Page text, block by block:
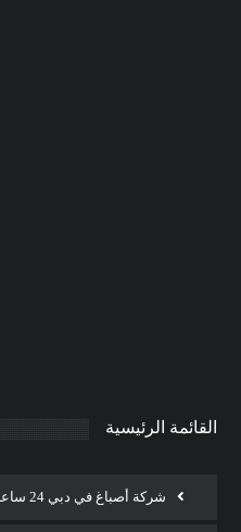
القائمة الرئيسية
شركة أصباغ في دبي 24 ساعة : خدمات احترافية لتجديد منزلك